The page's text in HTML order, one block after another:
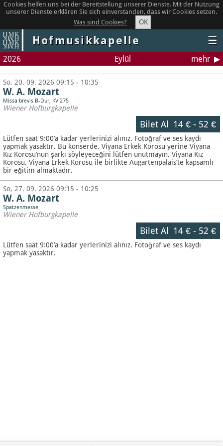
Cookies helfen uns bei der Bereitstellung unserer Dienste. Mit der Nutzung
unserer Dienste erklären Sie sich einverstanden, dass wir Cookies setzen.
Was sind Cookies?
OK
Hofmusikkapelle ☰
2026 Eylül mehr
So, 20. 09. 2026 09:15 - 10:35
W. A. Mozart
Missa brevis B-Dur, KV 275
Wiener Hofburgkapelle
Bilet Al 14 €- 52 €
Lütfen saat 9:00’a kadar yerlerinizi alınız. Fotoğraf ve ses kaydı
yapmak yasaktır. Bu konserde, Viyana Erkek Korosu yerine Viyana
Kız Korosu’nun şarkı söyleyeceğini lütfen unutmayın. Viyana Kız
Korosu, Viyana Erkek Korosu ile birlikte Augartenpalais’te kapsamlı
bir eğitim almaktadır.
So, 27. 09. 2026 09:15 - 10:25
W. A. Mozart
Spatzenmesse
Wiener Hofburgkapelle
Bilet Al 14 €- 52 €
Lütfen saat 9:00’a kadar yerlerinizi alınız. Fotoğraf ve ses kaydı
yapmak yasaktır.